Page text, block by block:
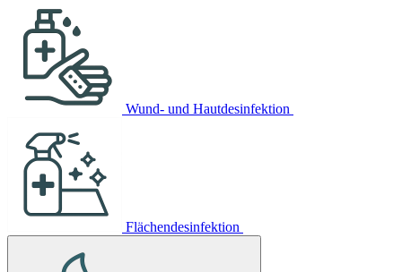
Wund- und Hautdesinfektion
Flächendesinfektion